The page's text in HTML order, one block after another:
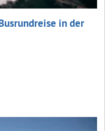
in der